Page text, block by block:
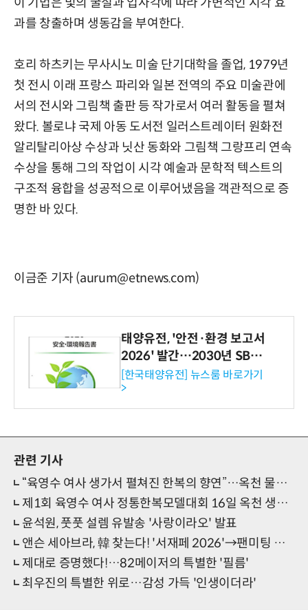
과를 창출하며 생동감을 부여한다.
호리 하츠키는 무사시노 미술 단기대학을 졸업, 1979년
첫 전시 이래 프랑스 파리와 일본 전역의 주요 미술관에
서의 전시와 그림책 출판 등 작가로서 여러 활동을 펼쳐
왔다. 볼로냐 국제 아동 도서전 일러스트레이터 원화전
알리탈리아상 수상과 닛산 동화와 그림책 그랑프리 연속
수상을 통해 그의 작업이 시각 예술과 문학적 텍스트의
구조적 융합을 성공적으로 이루어냈음을 객관적으로 증
명한 바 있다.
이금준 기자 (aurum@etnews.com)
태양유전, '안전·환경 보고서
2026' 발간…2030년 SBT
수준 온실가스 감축 추진
[한국태양유전] 뉴스룸 바로가기
>
관련 기사
“육영수 여사 생가서 펼쳐진 한복의 향연”…옥천 물들인 전통문화 축제
제1회 육영수 여사 정통한복모델대회 16일 옥천 생가서 개최
윤석원, 풋풋 설렘 유발송 '사랑이라오' 발표
앤슨 세아브라, 韓 찾는다! '서재페 2026'→팬미팅 출격
제대로 증명했다!…82메이저의 특별한 '필름'
최우진의 특별한 위로…감성 가득 '인생이더라'